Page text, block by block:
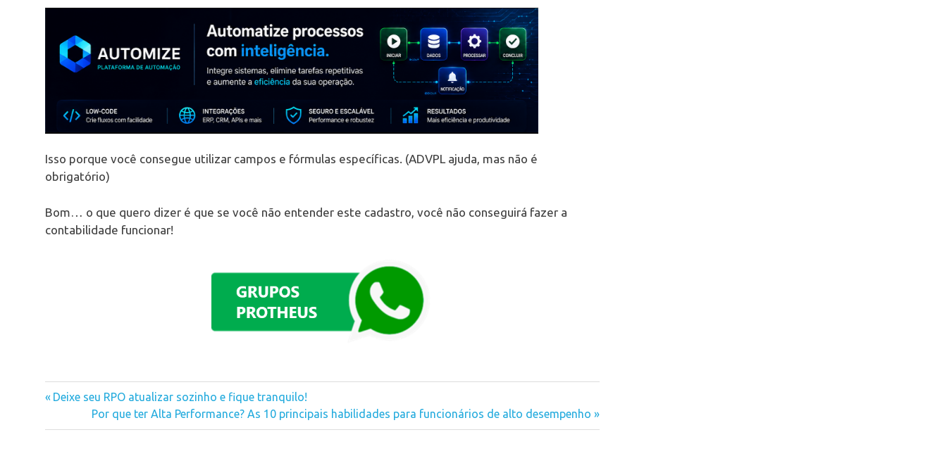
Isso porque você consegue utilizar campos e fórmulas específicas. (ADVPL ajuda, mas não é
obrigatório)
Bom… o que quero dizer é que se você não entender este cadastro, você não conseguirá fazer a
contabilidade funcionar!
Navegação
Previous
Deixe seu RPO atualizar sozinho e fique tranquilo!
Next
Post:
Por que ter Alta Performance? As 10 principais habilidades para funcionários de alto desempenho